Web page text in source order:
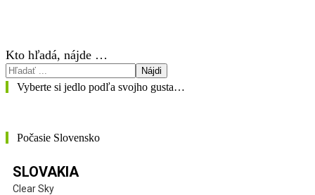
Kto hľadá, nájde …
Nájdi
Vyberte si jedlo podľa svojho gusta…
Počasie Slovensko
SLOVAKIA
Clear Sky